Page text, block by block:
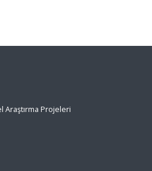
Araştırma Projeleri